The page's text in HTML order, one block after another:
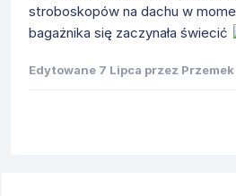
stroboskopów na dachu w
bagażnika się zaczynała świecić
Edytowane 7 Lipca przez Przemek